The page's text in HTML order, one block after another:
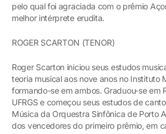
pelo qual foi agraciada com o prêmio
melhor intérprete erudita.
ROGER SCARTON (TENOR)
Roger Scarton iniciou seus estudos
teoria musical aos nove anos no Instituto
formando-se em ambos. Graduou-se em
UFRGS e começou seus estudos de
Música da Orquestra Sinfônica de Porto
dos vencedores do primeiro prêmio, em